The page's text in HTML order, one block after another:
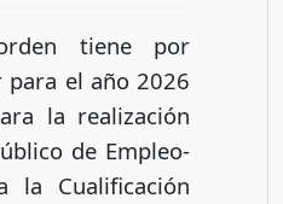
tiene por
para el año 2026
la realización
de Empleo-
la Cualificación